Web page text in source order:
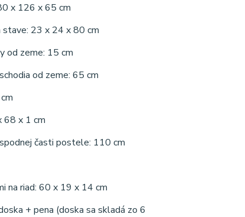
x 126 x 65 cm
23 x 24 x 80 cm
od zeme: 15 cm
od zeme: 65 cm
68 x 1 cm
časti postele: 110 cm
na riad: 60 x 19 x 14 cm
+ pena (doska sa skladá zo 6